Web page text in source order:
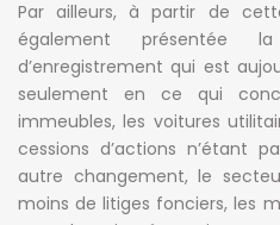
Par ailleurs, à partir de
également présentée
d’enregistrement qui est
seulement en ce qui
immeubles, les voitures
cessions d’actions n’étant
autre changement, le
moins de litiges fonciers, les